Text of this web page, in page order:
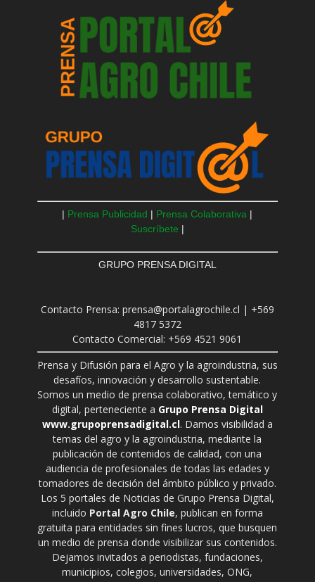
| Prensa Publicidad | Prensa Colaborativa |
Suscríbete |
GRUPO PRENSA DIGITAL
Contacto Prensa: prensa@portalagrochile.cl | +569
4817 5372
Contacto Comercial: +569 4521 9061
Prensa y Difusión para el Agro y la agroindustria, sus
desafíos, innovación y desarrollo sustentable.
Somos un medio de prensa colaborativo, temático y
digital, perteneciente a Grupo Prensa Digital
www.grupoprensadigital.cl. Damos visibilidad a
temas del agro y la agroindustria, mediante la
publicación de contenidos de calidad, con una
audiencia de profesionales de todas las edades y
tomadores de decisión del ámbito público y privado.
Los 5 portales de Noticias de Grupo Prensa Digital,
incluido Portal Agro Chile, publican en forma
gratuita para entidades sin fines lucros, que busquen
un medio de prensa donde visibilizar sus contenidos.
Dejamos invitados a periodistas, fundaciones,
municipios, colegios, universidades, ONG,